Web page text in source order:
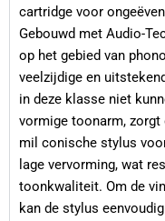
cartridge voor
Gebouwd met Audio-
op het gebied van
veelzijdige en
in deze klasse niet
vormige toonarm, zorgt
mil conische stylus
lage vervorming, wat
toonkwaliteit. Om de
kan de stylus